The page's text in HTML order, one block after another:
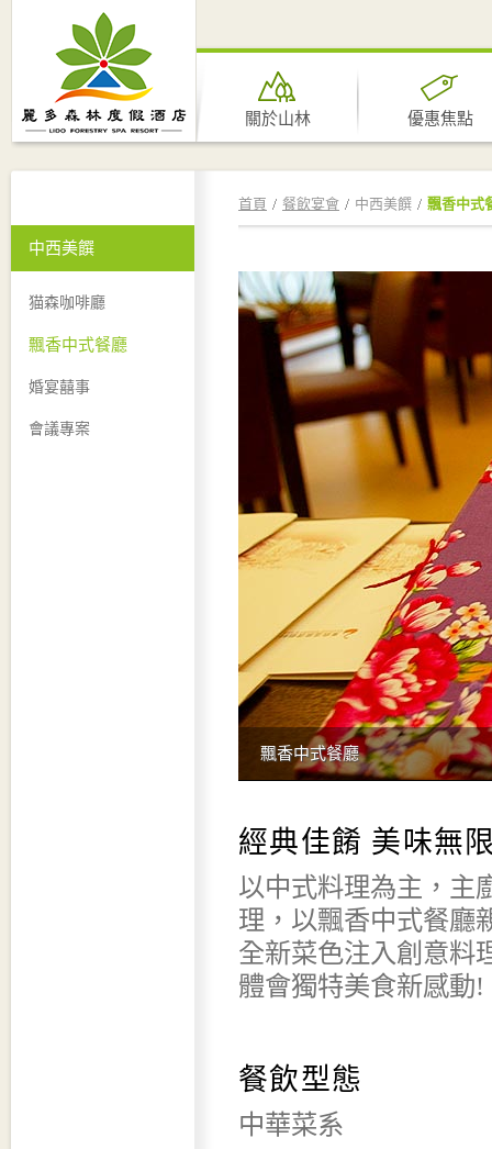
關於山林 優惠焦點
中西美饌
猫森咖啡廳
飄香中式餐廳
婚宴囍事
會議專案
首頁 餐飲宴會 中西美饌 飄香中式
飄香中式餐廳
經典佳餚 美味無
以中式料理為主，主
理，以飄香中式餐廳
全新菜色注入創意料
體會獨特美食新感動!
餐飲型態
中華菜系